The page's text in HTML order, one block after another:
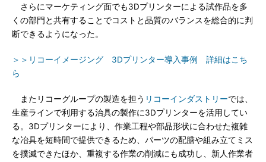
さらにマーケティング面でも3Dプリンターによる試作品を多
くの部門と共有することでコストと品質のバランスを総合的に判
断できるようになった。
＞＞リコーイメージング 3Dプリンター導入事例 詳細はこち
ら
またリコーグループの製造を担う リコーインダストリーでは、
生産ラインで利用する治具の製作に3Dプリンターを活用してい
る。3Dプリンターにより、作業工程や部品形状に合わせた複雑
な冶具を短時間で提供できるため、パーツの配膳や組み立てミス
を撲滅できたほか、重複する作業の削減にも成功し、新人作業者